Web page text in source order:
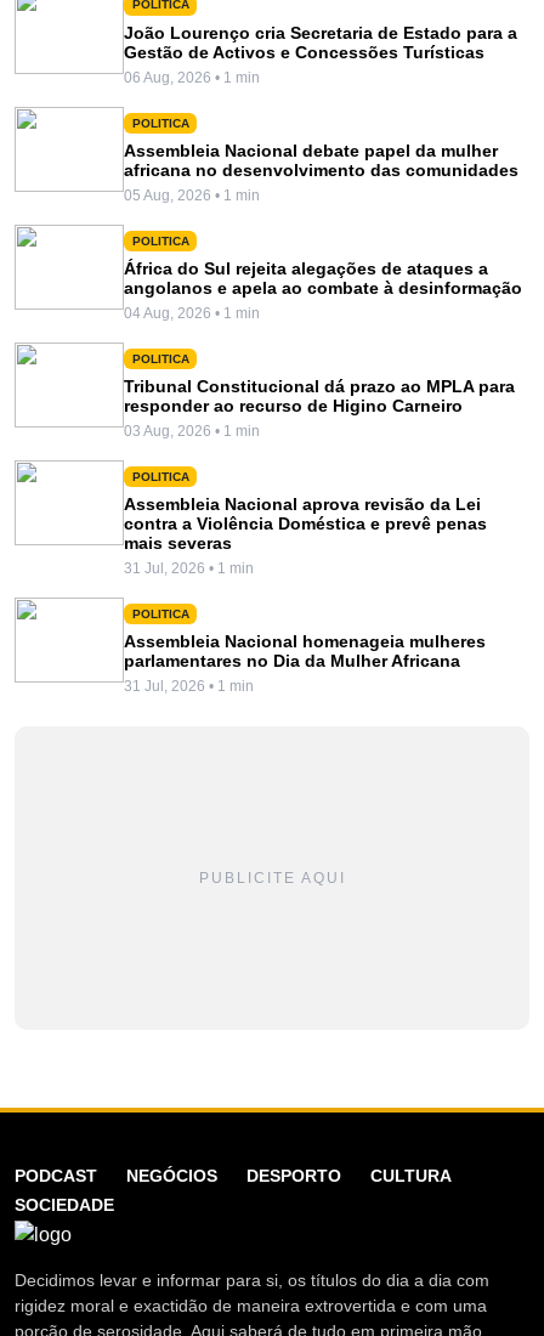
POLITICA
João Lourenço cria Secretaria de Estado para a
Gestão de Activos e Concessões Turísticas
06 Aug, 2026 • 1 min
POLITICA
Assembleia Nacional debate papel da mulher
africana no desenvolvimento das comunidades
05 Aug, 2026 • 1 min
POLITICA
África do Sul rejeita alegações de ataques a
angolanos e apela ao combate à desinformação
04 Aug, 2026 • 1 min
POLITICA
Tribunal Constitucional dá prazo ao MPLA para
responder ao recurso de Higino Carneiro
03 Aug, 2026 • 1 min
POLITICA
Assembleia Nacional aprova revisão da Lei
contra a Violência Doméstica e prevê penas
mais severas
31 Jul, 2026 • 1 min
POLITICA
Assembleia Nacional homenageia mulheres
parlamentares no Dia da Mulher Africana
31 Jul, 2026 • 1 min
PUBLICITE AQUI
PODCAST NEGÓCIOS DESPORTO
CULTURA
SOCIEDADE
Decidimos levar e informar para si, os títulos do dia a dia com
rigidez moral e exactidão de maneira extrovertida e com uma
porção de serosidade. Aqui saberá de tudo em primeira mão.